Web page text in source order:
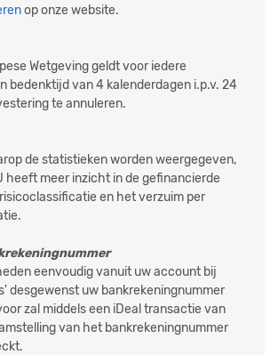
op onze website.
Wetgeving geldt voor iedere
bedenktijd van 4 kalenderdagen i.p.v. 24
te annuleren.
de statistieken worden weergegeven,
heeft meer inzicht in de gefinancierde
en het verzuim per
eenvoudig vanuit uw account bij
desgewenst uw bankrekeningnummer
zal middels een iDeal transactie van
van het bankrekeningnummer